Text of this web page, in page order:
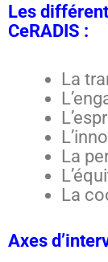
Les
CeRADIS :
La
La
La
Axes